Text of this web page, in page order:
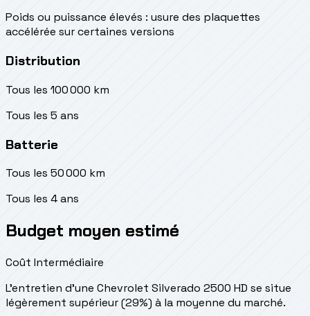
Poids ou puissance élevés : usure des plaquettes
accélérée sur certaines versions
Distribution
Tous les 100 000 km
Tous les 5 ans
Batterie
Tous les 50 000 km
Tous les 4 ans
Budget moyen estimé
Coût Intermédiaire
L'entretien d'une Chevrolet Silverado 2500 HD se situe
légèrement supérieur (29%) à la moyenne du marché.